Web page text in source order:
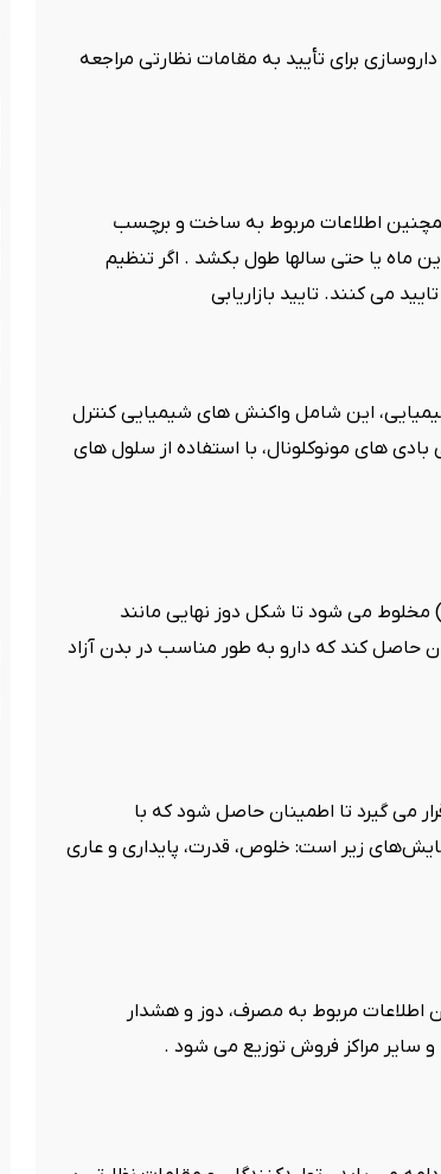
برای تأیید به مقامات نظارتی مراجعه
همچنین اطلاعات مربوط به ساخت و برچسب
ماه یا حتی سالها طول بکشد . اگر تنظیم
می کنند. تایید بازاریابی
این شامل واکنش های شیمیایی کنترل
های مونوکلونال، با استفاده از سلول های
مخلوط می شود تا شکل دوز نهایی مانند
حاصل کند که دارو به طور مناسب در بدن آزاد
می گیرد تا اطمینان حاصل شود که با
زیر است: خلوص، قدرت، پایداری و عاری
اطلاعات مربوط به مصرف، دوز و هشدار
سایر مراکز فروش توزیع می شود .